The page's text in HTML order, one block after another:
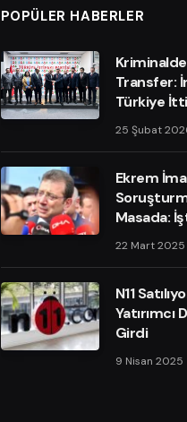
POPÜLER HABERLER
Transfer:
Türkiye
25 Şubat
Ekrem
Masada:
22 Mart 2025
N11
Yatırımcı
Girdi
9 Nisan 2025